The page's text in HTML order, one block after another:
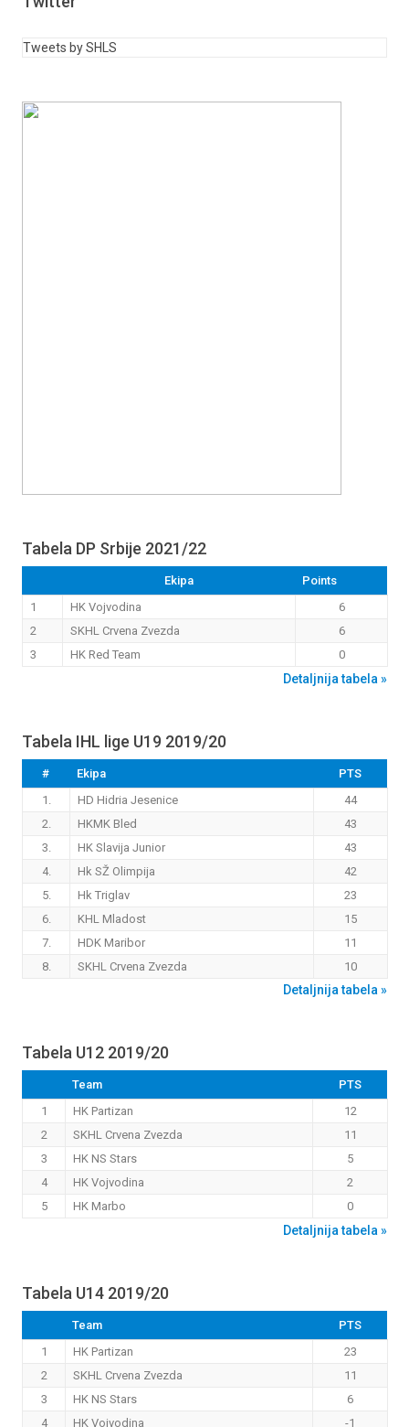
Tweets by SHLS
Tabela DP Srbije 2021/22
Ekipa
Points
1
HK Vojvodina
6
2
SKHL Crvena Zvezda
6
3
HK Red Team 0
Detaljnija tabela »
Tabela IHL lige U19 2019/20
# Ekipa
PTS
1.
HD Hidria Jesenice
44
2.
HKMK Bled
43
3.
HK Slavija Junior
43
4.
Hk SŽ Olimpija
42
5.
Hk Triglav
23
6.
KHL Mladost
15
7.
HDK Maribor
11
8.
SKHL Crvena Zvezda 10
Detaljnija tabela »
Tabela U12 2019/20
Team
PTS
1
HK Partizan
12
2
SKHL Crvena Zvezda
11
3
HK NS Stars
5
4
HK Vojvodina
2
5
HK Marbo 0
Detaljnija tabela »
Tabela U14 2019/20
Team
PTS
1
HK Partizan
23
2
SKHL Crvena Zvezda
11
3
HK NS Stars
6
4
HK Vojvodina -1